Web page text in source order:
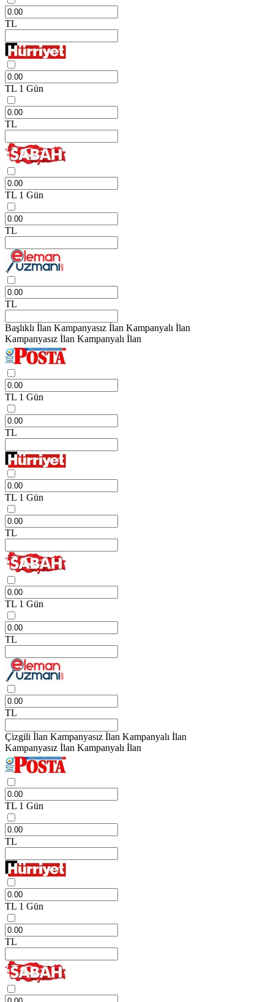
TL
TL 1 Gün
TL
TL 1 Gün
TL
TL
Başlıklı İlan Kampanyasız İlan Kampanyalı İlan
Kampanyasız İlan Kampanyalı İlan
TL 1 Gün
TL
TL 1 Gün
TL
TL 1 Gün
TL
TL
Çizgili İlan Kampanyasız İlan Kampanyalı İlan
Kampanyasız İlan Kampanyalı İlan
TL 1 Gün
TL
TL 1 Gün
TL